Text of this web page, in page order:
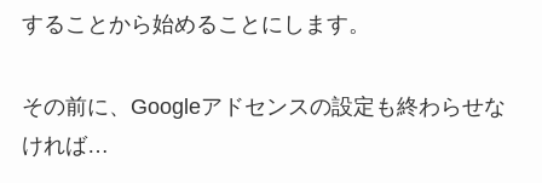
することから始めることにします。
その前に、Googleアドセンスの設定も終わらせな
ければ…